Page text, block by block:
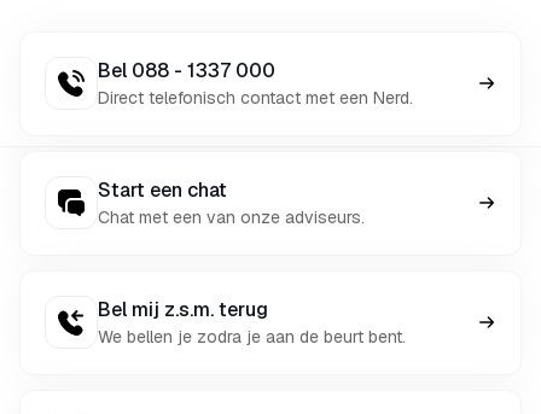
Bel 088 - 1337 000
Direct telefonisch contact met een Nerd.
Start een chat
Chat met een van onze adviseurs.
Bel mij z.s.m. terug
We bellen je zodra je aan de beurt bent.